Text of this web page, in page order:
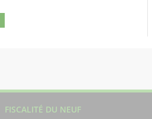
FISCALITÉ DU NEUF